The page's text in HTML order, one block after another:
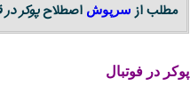
مطلب از سرپوش اصطلاحپوکر
پوکر در فوتبال